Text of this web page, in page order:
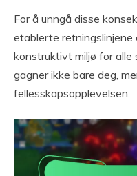
For å unngå disse
etablerte
konstruktivt miljø for alle
gagner ikke bare deg,
fellesskapsopplevelsen.